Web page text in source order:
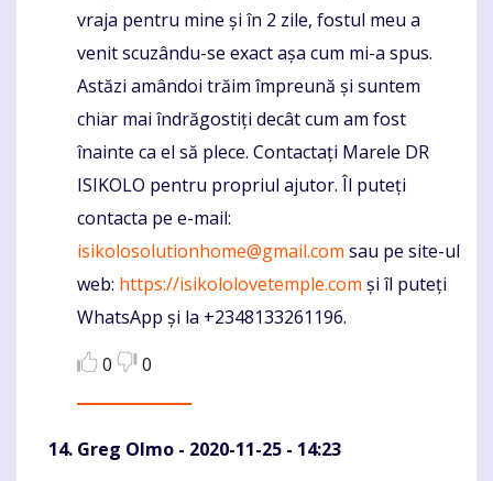
vraja pentru mine și în 2 zile, fostul meu a
venit scuzându-se exact așa cum mi-a spus.
Astăzi amândoi trăim împreună și suntem
chiar mai îndrăgostiți decât cum am fost
înainte ca el să plece. Contactați Marele DR
ISIKOLO pentru propriul ajutor. Îl puteți
contacta pe e-mail:
isikolosolutionhome@gmail.com sau pe site-ul
web: https://isikololovetemple.com și îl puteți
WhatsApp și la +2348133261196.
0
0
Greg Olmo - 2020-11-25 - 14:23